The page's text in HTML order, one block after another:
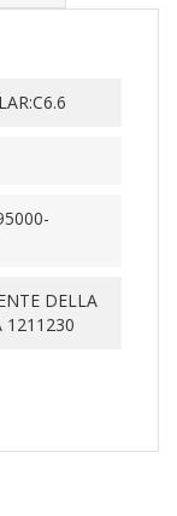
DELLA
1211230